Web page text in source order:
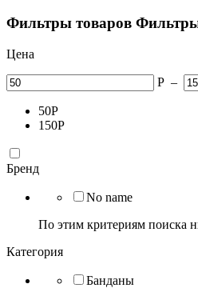
Фильтры товаров
Цена
Р –
50Р
150Р
Бренд
No name
По этим критериям поиска
Категория
Банданы